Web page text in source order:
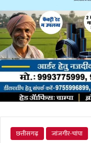
छत्तीसगढ़ जांजगीर-चांपा